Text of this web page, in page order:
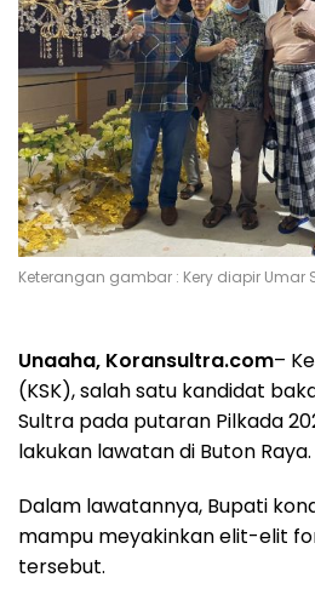
Keterangan gambar : Kery diapir Umar
Unaaha, Koransultra.com–
(KSK), salah satu kandidat
Sultra pada putaran Pilkada
lakukan lawatan di Buton Raya.
Dalam lawatannya, Bupati
mampu meyakinkan elit-elit
tersebut.